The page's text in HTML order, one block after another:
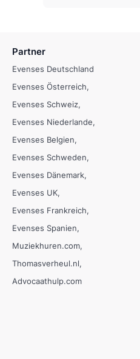
Partner
Evenses Deutschland
Evenses Österreich
Evenses Schweiz
Evenses Niederlande
Evenses Belgien
Evenses Schweden
Evenses Dänemark
Evenses UK
Evenses Frankreich
Evenses Spanien
Muziekhuren.com
Thomasverheul.nl
Advocaathulp.com